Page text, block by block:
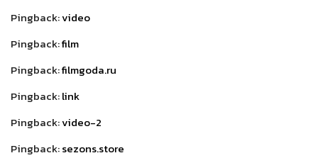
Pingback:video
Pingback:film
Pingback:filmgoda.ru
Pingback:link
Pingback:video-2
Pingback:sezons.store